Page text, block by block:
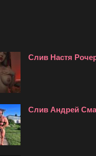
Слив Настя
Слив Андрей